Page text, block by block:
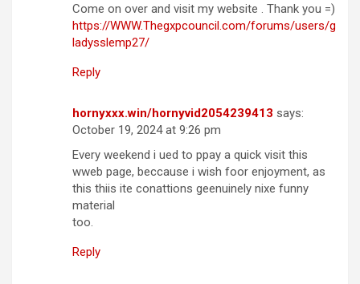
Come on over and visit my website . Thank you =)
https://WWW.Thegxpcouncil.com/forums/users/g
ladysslemp27/
Reply
hornyxxx.win/hornyvid2054239413 says:
October 19, 2024 at 9:26 pm
Every weekend i ued to ppay a quick visit this
wweb page, beccause i wish foor enjoyment, as
this thiis ite conattions geenuinely nixe funny
material
too.
Reply